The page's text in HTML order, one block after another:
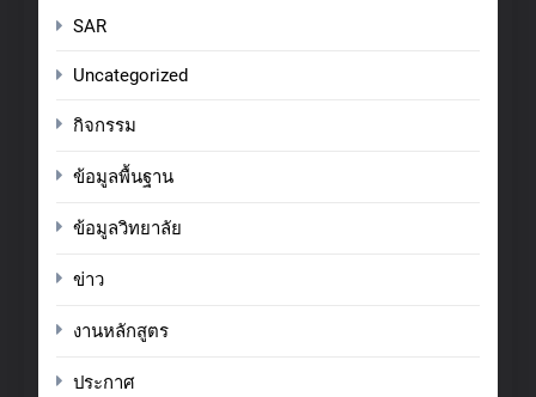
SAR
Uncategorized
กิจกรรม
ข้อมูลพื้นฐาน
ข้อมูลวิทยาลัย
ข่าว
งานหลักสูตร
ประกาศ